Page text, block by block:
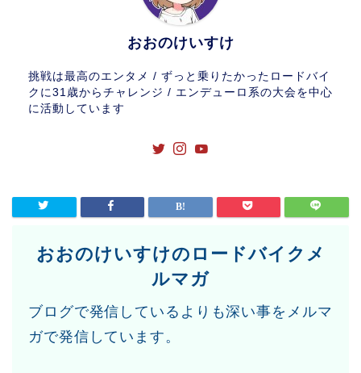
おおのけいすけ
挑戦は最高のエンタメ / ずっと乗りたかったロードバイ
クに31歳からチャレンジ / エンデューロ系の大会を中心
に活動しています
おおのけいすけのロードバイクメ
ルマガ
ブログで発信しているよりも深い事をメルマ
ガで発信しています。